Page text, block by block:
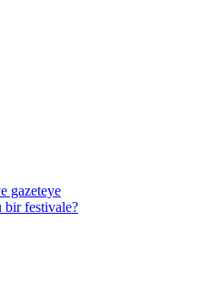
gazeteye
bir festivale?